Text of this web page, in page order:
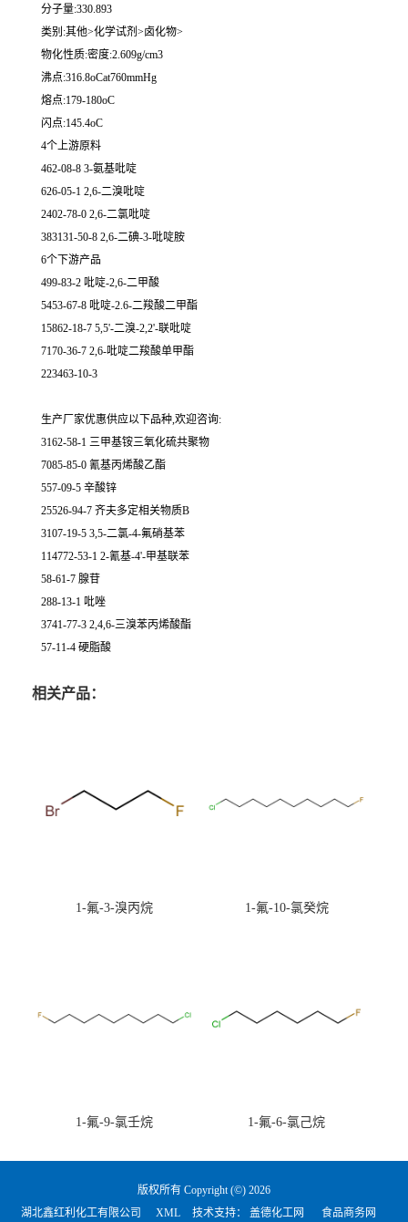
分子量:330.893
类别:其他>化学试剂>卤化物>
物化性质:密度:2.609g/cm3
沸点:316.8oCat760mmHg
熔点:179-180oC
闪点:145.4oC
4个上游原料
462-08-8 3-氨基吡啶
626-05-1 2,6-二溴吡啶
2402-78-0 2,6-二氯吡啶
383131-50-8 2,6-二碘-3-吡啶胺
6个下游产品
499-83-2 吡啶-2,6-二甲酸
5453-67-8 吡啶-2.6-二羧酸二甲酯
15862-18-7 5,5'-二溴-2,2'-联吡啶
7170-36-7 2,6-吡啶二羧酸单甲酯
223463-10-3
生产厂家优惠供应以下品种,欢迎咨询:
3162-58-1 三甲基铵三氧化硫共聚物
7085-85-0 氰基丙烯酸乙酯
557-09-5 辛酸锌
25526-94-7 齐夫多定相关物质B
3107-19-5 3,5-二氯-4-氟硝基苯
114772-53-1 2-氰基-4'-甲基联苯
58-61-7 腺苷
288-13-1 吡唑
3741-77-3 2,4,6-三溴苯丙烯酸酯
57-11-4 硬脂酸
相关产品：
1-氟-3-溴丙烷 1-氟-10-氯癸烷
1-氟-9-氯壬烷 1-氟-6-氯己烷
版权所有 Copyright (©) 2026
湖北鑫红利化工有限公司
XML 技术支持： 盖德化工网 食品商务网